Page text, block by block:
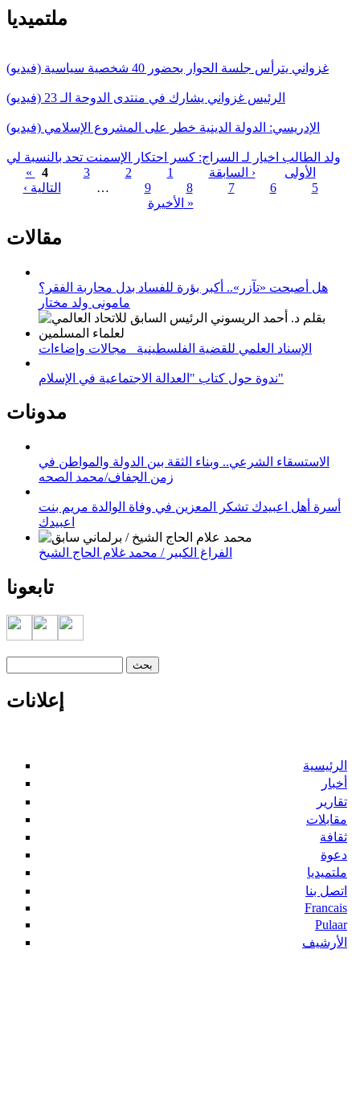
ملتميديا
غزواني يترأس جلسة الحوار بحضور 40 شخصية سياسية (فيديو)
الرئيس غزواني يشارك في منتدى الدوحة الـ 23 (فيديو)
الإدريسي: الدولة الدينية خطر على المشروع الإسلامي (فيديو)
ولد الطالب اخيار لـ السراج: كسر احتكار الإسمنت تحد بالنسبة لي
الصفحات
« الأولى ‹ السابقة 1
2
3
4
5
6
7
8
9
…
التالية ›
الأخيرة »
مقالات
هل أصبحت «تآزر».. أكبر بؤرة للفساد بدل محاربة الفقر؟
مامونى ولد مختار
الإسناد العلمي للقضية الفلسطينية_ مجالات وإضاءات
ندوة حول كتاب "العدالة الاجتماعية في الإسلام"
مدونات
الاستسقاء الشرعي.. وبناء الثقة بين الدولة والمواطن في
زمن الجفاف/محمد الصحه
أسرة أهل اعبيدك تشكر المعزين في وفاة الوالدة مريم بنت
اعبيدك
الفراغ الكبير / محمد غلام الحاج الشيخ
تابعونا
إعلانات
الرئيسية
أخبار
تقارير
مقابلات
ثقافة
دعوة
ملتميديا
اتصل بنا
Francais
Pulaar
الأرشيف